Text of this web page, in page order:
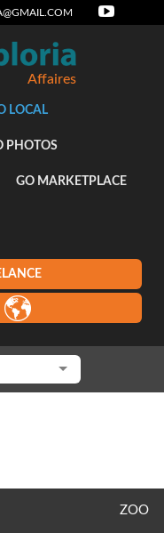
Affaires
LOCAL
PHOTOS
GO MARKETPLACE
ZOO